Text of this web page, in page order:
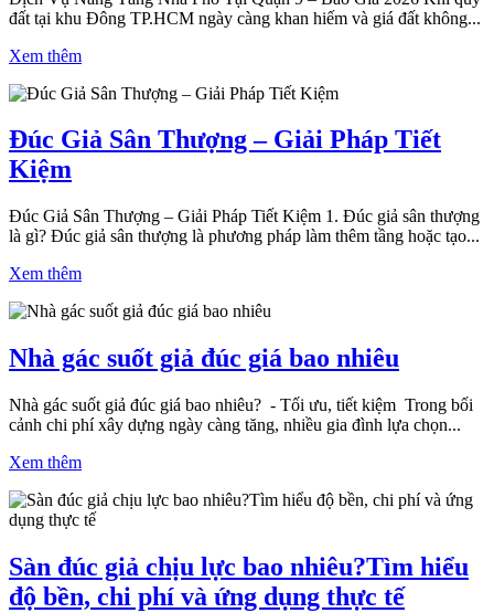
đất tại khu Đông TP.HCM ngày càng khan hiếm và giá đất không...
Xem thêm
Đúc Giả Sân Thượng – Giải Pháp Tiết
Kiệm
Đúc Giả Sân Thượng – Giải Pháp Tiết Kiệm 1. Đúc giả sân thượng
là gì? Đúc giả sân thượng là phương pháp làm thêm tầng hoặc tạo...
Xem thêm
Nhà gác suốt giả đúc giá bao nhiêu
Nhà gác suốt giả đúc giá bao nhiêu? - Tối ưu, tiết kiệm Trong bối
cảnh chi phí xây dựng ngày càng tăng, nhiều gia đình lựa chọn...
Xem thêm
Sàn đúc giả chịu lực bao nhiêu?Tìm hiểu
độ bền, chi phí và ứng dụng thực tế